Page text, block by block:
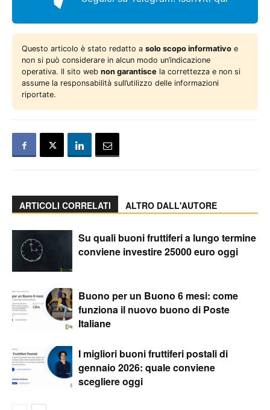
Questo articolo è stato redatto a solo scopo informativo e
non si può considerare in alcun modo un’indicazione
operativa. Il sito web non garantisce la correttezza e non si
assume la responsabilità sull’utilizzo delle informazioni
riportate.
ARTICOLI CORRELATI ALTRO DALL'AUTORE
Su quali buoni fruttiferi a lungo termine
conviene investire 25000 euro oggi
Buono per un Buono 6 mesi: come
funziona il nuovo buono di Poste
Italiane
I migliori buoni fruttiferi postali di
gennaio 2026: quale conviene
scegliere oggi